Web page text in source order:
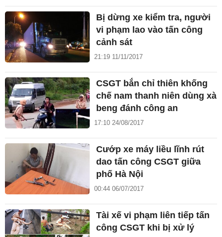
Bị dừng xe kiểm tra, người
vi phạm lao vào tấn công
cảnh sát
21:19 11/11/2017
CSGT bắn chỉ thiên khống
chế nam thanh niên dùng xà
beng đánh công an
17:10 24/08/2017
Cướp xe máy liều lĩnh rút
dao tấn công CSGT giữa
phố Hà Nội
00:44 06/07/2017
Tài xế vi phạm liên tiếp tấn
công CSGT khi bị xử lý